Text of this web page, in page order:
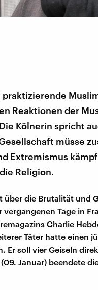
Reaktionen der
Kölnerin spricht
müsse
Extremismus
Religion.
über die Brutalität und
vergangenen Tage in
Charlie
Täter hatte einen
Er soll vier Geiseln
Januar) beendete